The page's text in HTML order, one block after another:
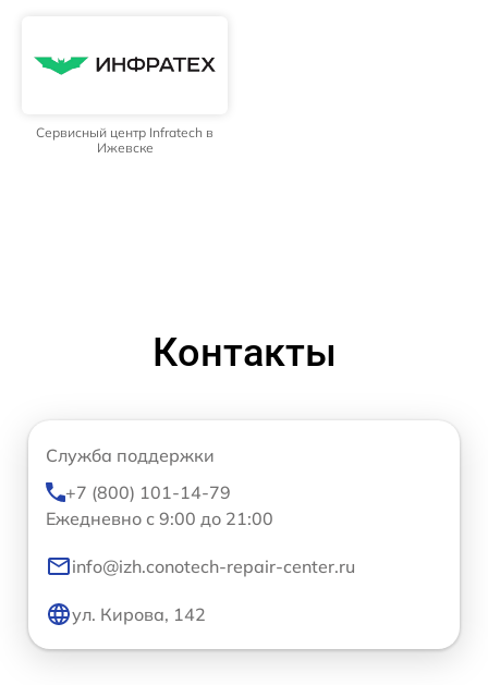
Сервисный центр Infratech в
Ижевске
Контакты
Служба поддержки
+7 (800) 101-14-79
Ежедневно с 9:00 до 21:00
info@izh.conotech-repair-center.ru
ул. Кирова, 142